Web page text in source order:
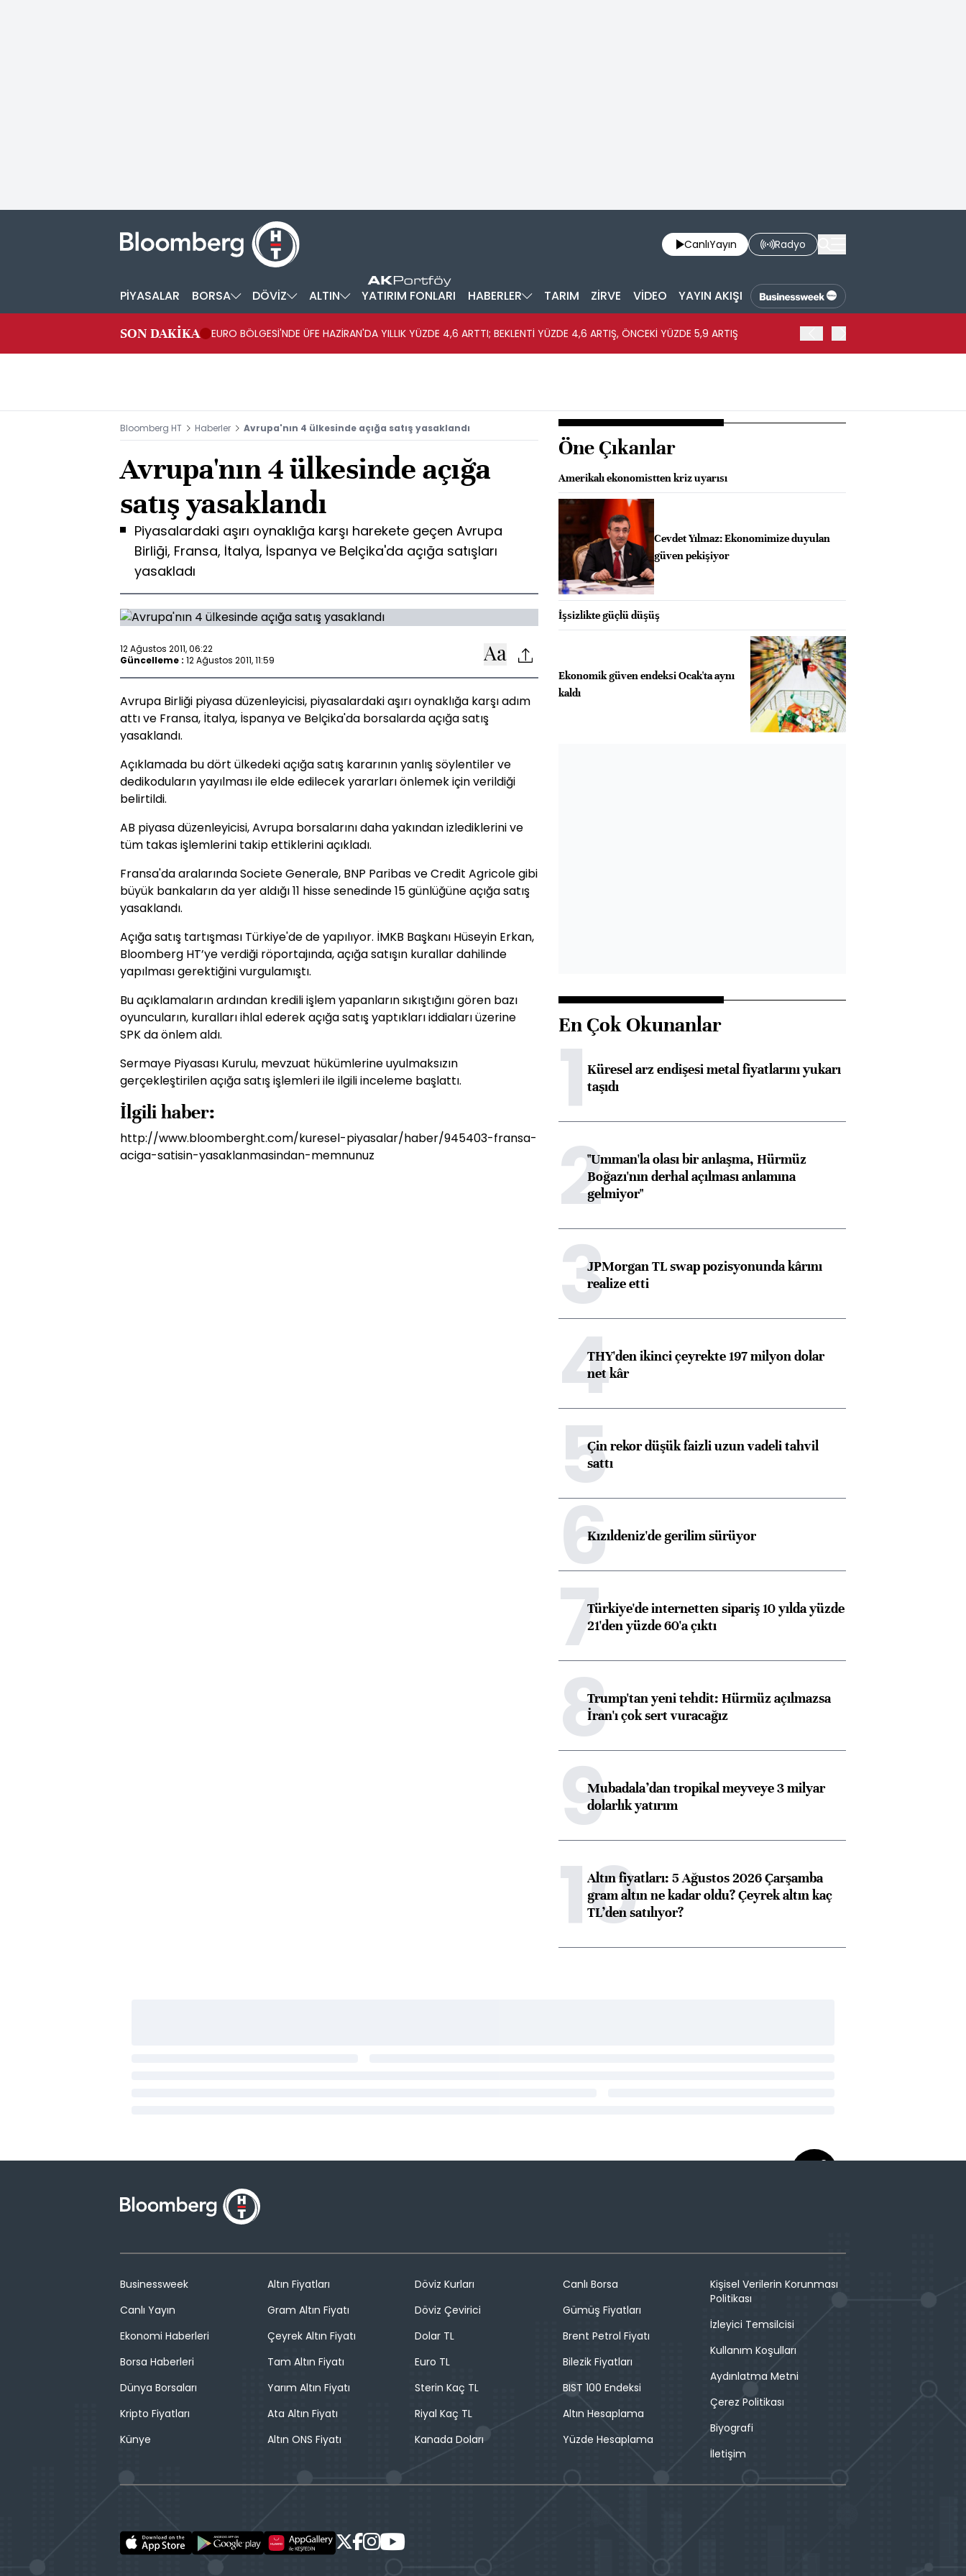
CanlıYayın Radyo
PİYASALAR BORSA DÖVİZ ALTIN YATIRIM FONLARI HABERLER TARIM ZİRVE VİDEO YAYIN AKIŞI
SON DAKİKA EURO BÖLGESİ'NDE ÜFE HAZİRAN'DA YILLIK YÜZDE 4,6 ARTTI; BEKLENTİ YÜZDE 4,6 ARTIŞ, ÖNCEKİ YÜZDE 5,9 ARTIŞ
Bloomberg HT Haberler Avrupa'nın 4 ülkesinde açığa satış yasaklandı
Avrupa'nın 4 ülkesinde açığa
satış yasaklandı
Piyasalardaki aşırı oynaklığa karşı harekete geçen Avrupa
Birliği, Fransa, İtalya, İspanya ve Belçika'da açığa satışları
yasakladı
12 Ağustos 2011, 06:22
Güncelleme : 12 Ağustos 2011, 11:59
Avrupa Birliği piyasa düzenleyicisi, piyasalardaki aşırı oynaklığa karşı adım
attı ve Fransa, İtalya, İspanya ve Belçika'da borsalarda açığa satış
yasaklandı.
Açıklamada bu dört ülkedeki açığa satış kararının yanlış söylentiler ve
dedikoduların yayılması ile elde edilecek yararları önlemek için verildiği
belirtildi.
AB piyasa düzenleyicisi, Avrupa borsalarını daha yakından izlediklerini ve
tüm takas işlemlerini takip ettiklerini açıkladı.
Fransa'da aralarında Societe Generale, BNP Paribas ve Credit Agricole gibi
büyük bankaların da yer aldığı 11 hisse senedinde 15 günlüğüne açığa satış
yasaklandı.
Açığa satış tartışması Türkiye'de de yapılıyor. İMKB Başkanı Hüseyin Erkan,
Bloomberg HT’ye verdiği röportajında, açığa satışın kurallar dahilinde
yapılması gerektiğini vurgulamıştı.
Bu açıklamaların ardından kredili işlem yapanların sıkıştığını gören bazı
oyuncuların, kuralları ihlal ederek açığa satış yaptıkları iddiaları üzerine
SPK da önlem aldı.
Sermaye Piyasası Kurulu, mevzuat hükümlerine uyulmaksızın
gerçekleştirilen açığa satış işlemleri ile ilgili inceleme başlattı.
İlgili haber:
http://www.bloomberght.com/kuresel-piyasalar/haber/945403-fransa-
aciga-satisin-yasaklanmasindan-memnunuz
Öne Çıkanlar
Amerikalı ekonomistten kriz uyarısı
Cevdet Yılmaz: Ekonomimize duyulan
güven pekişiyor
İşsizlikte güçlü düşüş
Ekonomik güven endeksi Ocak'ta aynı
kaldı
En Çok Okunanlar
1Küresel arz endişesi metal fiyatlarını yukarı
taşıdı
2"Umman'la olası bir anlaşma, Hürmüz
Boğazı'nın derhal açılması anlamına
gelmiyor"
3JPMorgan TL swap pozisyonunda kârını
realize etti
4THY'den ikinci çeyrekte 197 milyon dolar
net kâr
5Çin rekor düşük faizli uzun vadeli tahvil
sattı
6Kızıldeniz'de gerilim sürüyor
7Türkiye'de internetten sipariş 10 yılda yüzde
21'den yüzde 60'a çıktı
8Trump'tan yeni tehdit: Hürmüz açılmazsa
İran'ı çok sert vuracağız
9Mubadala’dan tropikal meyveye 3 milyar
dolarlık yatırım
10
Altın fiyatları: 5 Ağustos 2026 Çarşamba
gram altın ne kadar oldu? Çeyrek altın kaç
TL’den satılıyor?
Businessweek
Canlı Yayın
Ekonomi Haberleri
Borsa Haberleri
Dünya Borsaları
Kripto Fiyatları
Künye
Altın Fiyatları
Gram Altın Fiyatı
Çeyrek Altın Fiyatı
Tam Altın Fiyatı
Yarım Altın Fiyatı
Ata Altın Fiyatı
Altın ONS Fiyatı
Döviz Kurları
Döviz Çevirici
Dolar TL
Euro TL
Sterin Kaç TL
Riyal Kaç TL
Kanada Doları
Canlı Borsa
Gümüş Fiyatları
Brent Petrol Fiyatı
Bilezik Fiyatları
BIST 100 Endeksi
Altın Hesaplama
Yüzde Hesaplama
Kişisel Verilerin Korunması
Politikası
İzleyici Temsilcisi
Kullanım Koşulları
Aydınlatma Metni
Çerez Politikası
Biyografi
İletişim